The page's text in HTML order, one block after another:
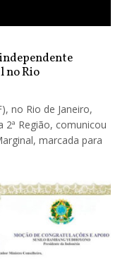
no Rio
no Rio de Janeiro,
2ª Região, comunicou
marcada para